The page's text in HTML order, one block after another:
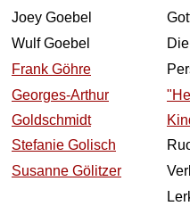
Joey Goebel
Wulf Goebel
Frank Göhre
Georges-Arthur
Goldschmidt
Stefanie Golisch
Susanne Gölitzer